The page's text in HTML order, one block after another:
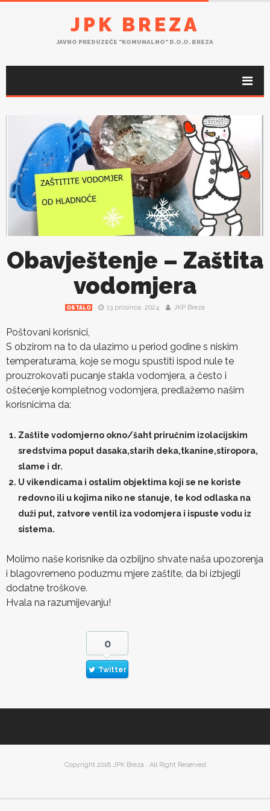
JPK BREZA
JAVNO PREDUZEĆE "KOMUNALNO" D.O.O. BREZA
Obavještenje – Zaštita
vodomjera
OSTALO 13 prosinca, 2024 JKP Breza
Poštovani korisnici,
S obzirom na to da ulazimo u period godine s niskim
temperaturama, koje se mogu spustiti ispod nule te
prouzrokovati pucanje stakla vodomjera, a često i
oštećenje kompletnog vodomjera, predlažemo našim
korisnicima da:
Zaštite vodomjerno okno/šaht priručnim izolacijskim
sredstvima poput dasaka,starih deka,tkanine,stiropora,
slame i dr.
U vikendicama i ostalim objektima koji se ne koriste
redovno ili u kojima niko ne stanuje, te kod odlaska na
duži put, zatvore ventil iza vodomjera i ispuste vodu iz
sistema.
Molimo naše korisnike da ozbiljno shvate naša upozorenja
i blagovremeno poduzmu mjere zaštite, da bi izbjegli
dodatne troškove.
Hvala na razumijevanju!
0
Twitter
Copyright 2018 JPK Breza , All Right Reserved